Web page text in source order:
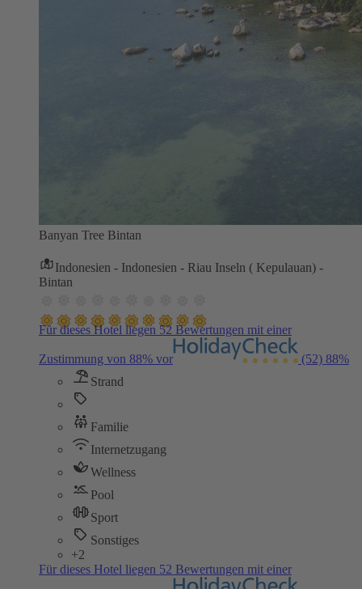
Banyan Tree Bintan
Indonesien - Indonesien - Riau Inseln ( Kepulauan) -
Bintan
Für dieses Hotel liegen 52 Bewertungen mit einer
Zustimmung von 88% vor (52) 88%
Strand
Familie
Internetzugang
Wellness
Pool
Sport
Sonstiges
+2
Für dieses Hotel liegen 52 Bewertungen mit einer